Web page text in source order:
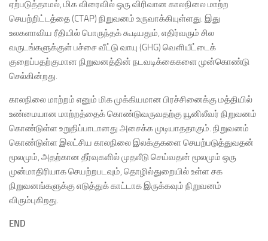
ஏற்படுத்தாமல், மிக விரைவில் ஒரு விரிவான காலநிலை மாற்ற
செயற்றிட்டத்தை (CTAP) நிறுவனம் உருவாக்கியுள்ளது. இது
உலகளாவிய ரீதியில் பொருந்தக் கூடியதும், எதிர்வரும் சில
வருடங்களுக்குள் பச்சை வீட்டு வாயு (GHG) வெளியீட்டைக்
குறைப்பதற்குமான நிறுவனத்தின் நடவடிக்கைகளை முன்கொண்டு
செல்கின்றது.
காலநிலை மாற்றம் எனும் மிக முக்கியமான பிரச்சினைக்கு மத்தியில்
உண்மையான மாற்றத்தைக் கொண்டுவருவதற்கு யூனிலீவர் நிறுவனம்
கொண்டுள்ள உறுதிப்பாடானது அசைக்க முடியாததாகும். நிறுவனம்
கொண்டுள்ள இலட்சிய காலநிலை இலக்குகளை செயற்படுத்துவதன்
மூலமும், அதற்கான தீர்வுகளில் முதலீடு செய்வதன் மூலமும் ஒரு
முன்மாதிரியாக செயற்றபடவும், தொழில்துறையில் உள்ள சக
நிறுவனங்களுக்கு எடுத்துக் காட்டாக இருக்கவும் நிறுவனம்
விரும்புகிறது.
END